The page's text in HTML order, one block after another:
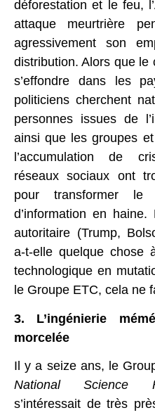
déforestation et le feu,
attaque meurtrière
agressivement son
distribution. Alors que le
s’effondre dans les
politiciens cherchent
personnes issues de
ainsi que les groupes
l’accumulation de
réseaux sociaux ont
pour transformer
d’information en
autoritaire (Trump,
a-t-elle quelque chose
technologique en
le Groupe ETC, cela ne
3. L’ingénierie
morcelée
Il y a seize ans, le
National Science
s’intéressait de très